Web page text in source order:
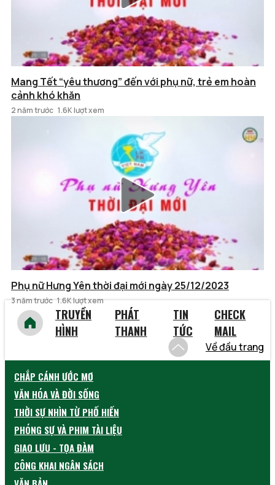
Mang Tết “yêu thương” đến với phụ nữ, trẻ em hoàn
cảnh khó khăn
2 năm trước 1.6K lượt xem
Phụ nữ Hưng Yên thời đại mới ngày 25/12/2023
3 năm trước 1.6K lượt xem
TRUYỀN
HÌNH
PHÁT
THANH
TIN
TỨC
CHECK
MAIL
Về đầu trang
CHẮP CÁNH ƯỚC MƠ
VĂN HÓA VÀ ĐỜI SỐNG
THỜI SỰ NHÌN TỪ PHỐ HIẾN
PHÓNG SỰ VÀ PHIM TÀI LIỆU
GIAO LƯU - TỌA ĐÀM
CÔNG KHAI NGÂN SÁCH